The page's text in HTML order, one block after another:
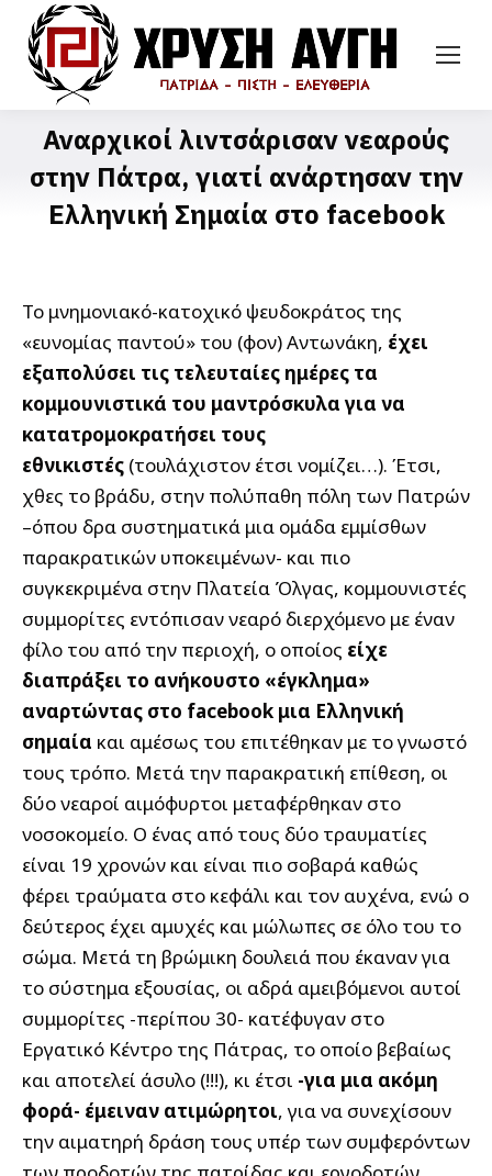
Αναρχικοί λιντσάρισαν νεαρούς
στην Πάτρα, γιατί ανάρτησαν την
Ελληνική Σημαία στο facebook
Το μνημονιακό-κατοχικό ψευδοκράτος της
«ευνομίας παντού» του (φον) Αντωνάκη, έχει
εξαπολύσει τις τελευταίες ημέρες τα
κομμουνιστικά του μαντρόσκυλα για να
κατατρομοκρατήσει τους
εθνικιστές (τουλάχιστον έτσι νομίζει…). Έτσι,
χθες το βράδυ, στην πολύπαθη πόλη των Πατρών
–όπου δρα συστηματικά μια ομάδα εμμίσθων
παρακρατικών υποκειμένων- και πιο
συγκεκριμένα στην Πλατεία Όλγας, κομμουνιστές
συμμορίτες εντόπισαν νεαρό διερχόμενο με έναν
φίλο του από την περιοχή, ο οποίος είχε
διαπράξει το ανήκουστο «έγκλημα»
αναρτώντας στο facebook μια Ελληνική
σημαία και αμέσως του επιτέθηκαν με το γνωστό
τους τρόπο. Μετά την παρακρατική επίθεση, οι
δύο νεαροί αιμόφυρτοι μεταφέρθηκαν στο
νοσοκομείο. Ο ένας από τους δύο τραυματίες
είναι 19 χρονών και είναι πιο σοβαρά καθώς
φέρει τραύματα στο κεφάλι και τον αυχένα, ενώ ο
δεύτερος έχει αμυχές και μώλωπες σε όλο του το
σώμα. Μετά τη βρώμικη δουλειά που έκαναν για
το σύστημα εξουσίας, οι αδρά αμειβόμενοι αυτοί
συμμορίτες -περίπου 30- κατέφυγαν στο
Εργατικό Κέντρο της Πάτρας, το οποίο βεβαίως
και αποτελεί άσυλο (!!!), κι έτσι -για μια ακόμη
φορά- έμειναν ατιμώρητοι, για να συνεχίσουν
την αιματηρή δράση τους υπέρ των συμφερόντων